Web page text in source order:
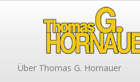
Über Thomas G. Hornauer